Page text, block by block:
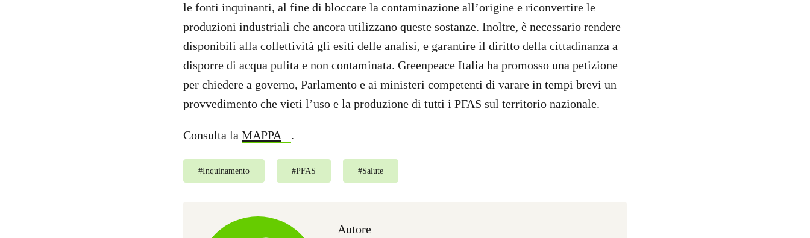
le fonti inquinanti, al fine di bloccare la contaminazione all’origine e riconvertire le
produzioni industriali che ancora utilizzano queste sostanze. Inoltre, è necessario rendere
disponibili alla collettività gli esiti delle analisi, e garantire il diritto della cittadinanza a
disporre di acqua pulita e non contaminata. Greenpeace Italia ha promosso una petizione
per chiedere a governo, Parlamento e ai ministeri competenti di varare in tempi brevi un
provvedimento che vieti l’uso e la produzione di tutti i PFAS sul territorio nazionale.
Consulta la MAPPA .
#Inquinamento #PFAS #Salute
Autore